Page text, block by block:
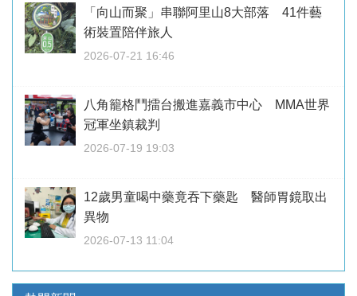
「向山而聚」串聯阿里山8大部落 41件藝
術裝置陪伴旅人
2026-07-21 16:46
八角籠格鬥擂台搬進嘉義市中心 MMA世界
冠軍坐鎮裁判
2026-07-19 19:03
12歲男童喝中藥竟吞下藥匙 醫師胃鏡取出
異物
2026-07-13 11:04